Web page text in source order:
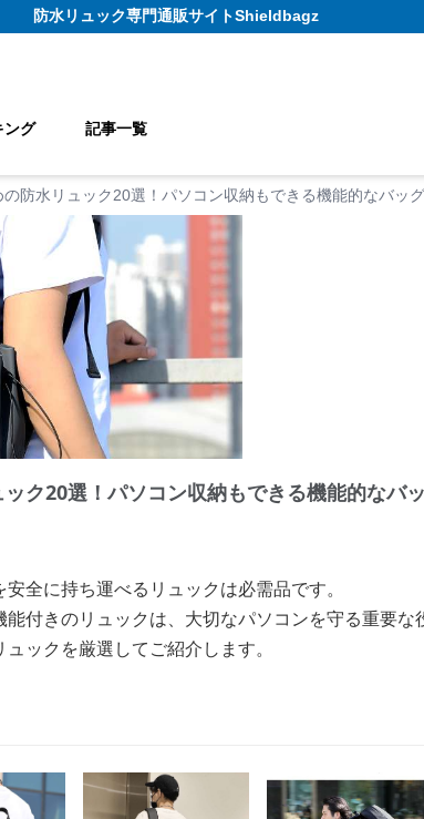
防水リュック専門通販サイトShieldbagz
ング 記事一覧
防水リュック20選！パソコン収納もできる機能的なバッグ
ク20選！パソコン収納もできる機能的なバ
全に持ち運べるリュックは必需品です。
付きのリュックは、大切なパソコンを守る重要な
ックを厳選してご紹介します。